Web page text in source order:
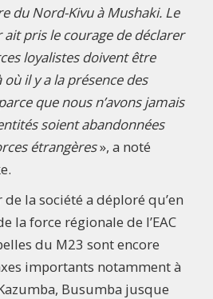
du Nord-Kivu à Mushaki. Le
pris le courage de déclarer
loyalistes doivent être
il y a la présence des
que nous n’avons jamais
soient abandonnées
étrangères», a noté
la société a déploré qu’en
la force régionale de l’EAC
du M23 sont encore
importants notamment à
Busumba jusque